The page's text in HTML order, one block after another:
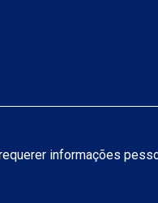
informações